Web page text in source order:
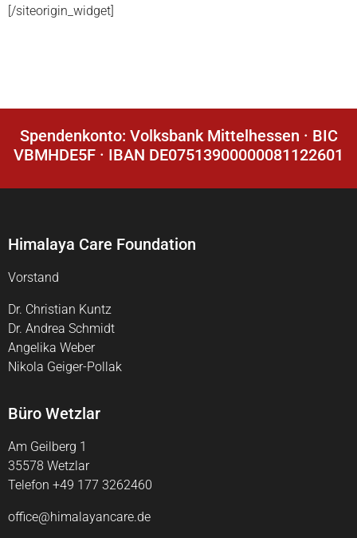
[/siteorigin_widget]
Spendenkonto: Volksbank Mittelhessen · BIC
VBMHDE5F · IBAN DE07513900000081122601
Himalaya Care Foundation
Vorstand
Dr. Christian Kuntz
Dr. Andrea Schmidt
Angelika Weber
Nikola Geiger-Pollak
Büro Wetzlar
Am Geilberg 1
35578 Wetzlar
Telefon +49 177 3262460
office@himalayancare.de